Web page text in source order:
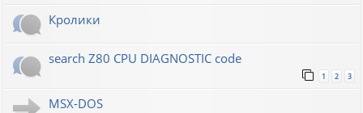
Кролики
search Z80 CPU DIAGNOSTIC code
1 2 3
MSX-DOS